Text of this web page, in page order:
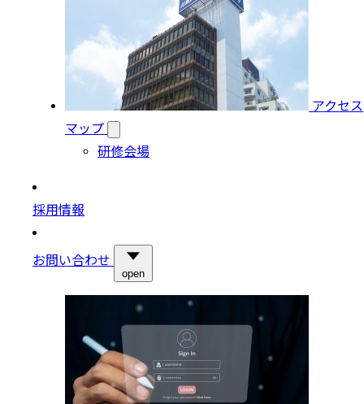
アクセス
マップ
研修会場
採用情報
お問い合わせ
open